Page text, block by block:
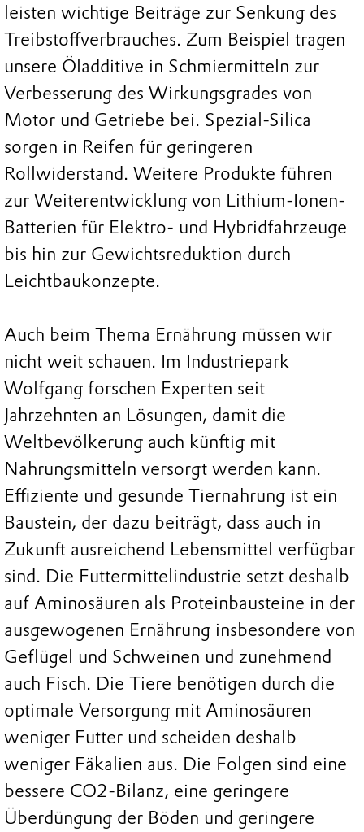
leisten wichtige Beiträge zur Senkung des
Treibstoffverbrauches. Zum Beispiel tragen
unsere Öladditive in Schmiermitteln zur
Verbesserung des Wirkungsgrades von
Motor und Getriebe bei. Spezial-Silica
sorgen in Reifen für geringeren
Rollwiderstand. Weitere Produkte führen
zur Weiterentwicklung von Lithium-Ionen-
Batterien für Elektro- und Hybridfahrzeuge
bis hin zur Gewichtsreduktion durch
Leichtbaukonzepte.
Auch beim Thema Ernährung müssen wir
nicht weit schauen. Im Industriepark
Wolfgang forschen Experten seit
Jahrzehnten an Lösungen, damit die
Weltbevölkerung auch künftig mit
Nahrungsmitteln versorgt werden kann.
Effiziente und gesunde Tiernahrung ist ein
Baustein, der dazu beiträgt, dass auch in
Zukunft ausreichend Lebensmittel verfügbar
sind. Die Futtermittelindustrie setzt deshalb
auf Aminosäuren als Proteinbausteine in der
ausgewogenen Ernährung insbesondere von
Geflügel und Schweinen und zunehmend
auch Fisch. Die Tiere benötigen durch die
optimale Versorgung mit Aminosäuren
weniger Futter und scheiden deshalb
weniger Fäkalien aus. Die Folgen sind eine
bessere CO2-Bilanz, eine geringere
Überdüngung der Böden und geringere